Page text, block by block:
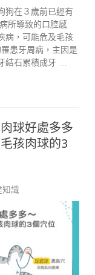
狗在３歲前已經有
所導致的口腔感
病，可能危及毛孩
患牙周病，主因是
結石累積成牙 …
球好處多多
孩肉球的3
知識